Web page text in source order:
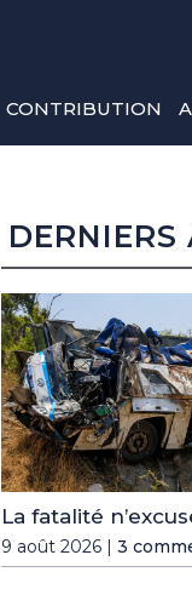
CONTRIBUTION
DERNIERS
La fatalité
9 août 2026 | 3